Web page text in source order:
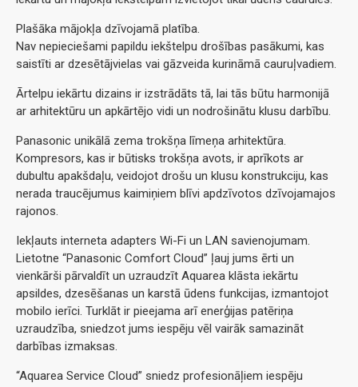
Plašāka mājokļa dzīvojamā platība.
Nav nepieciešami papildu iekštelpu drošības pasākumi, kas
saistīti ar dzesētājvielas vai gāzveida kurināmā cauruļvadiem.
Ārtelpu iekārtu dizains ir izstrādāts tā, lai tās būtu harmonijā
ar arhitektūru un apkārtējo vidi un nodrošinātu klusu darbību.
Panasonic unikālā zema trokšņa līmeņa arhitektūra.
Kompresors, kas ir būtisks trokšņa avots, ir aprīkots ar
dubultu apakšdaļu, veidojot drošu un klusu konstrukciju, kas
nerada traucējumus kaimiņiem blīvi apdzīvotos dzīvojamajos
rajonos.
Iekļauts interneta adapters Wi-Fi un LAN savienojumam.
Lietotne “Panasonic Comfort Cloud” ļauj jums ērti un
vienkārši pārvaldīt un uzraudzīt Aquarea klāsta iekārtu
apsildes, dzesēšanas un karstā ūdens funkcijas, izmantojot
mobilo ierīci. Turklāt ir pieejama arī enerģijas patēriņa
uzraudzība, sniedzot jums iespēju vēl vairāk samazināt
darbības izmaksas.
“Aquarea Service Cloud” sniedz profesionāļiem iespēju